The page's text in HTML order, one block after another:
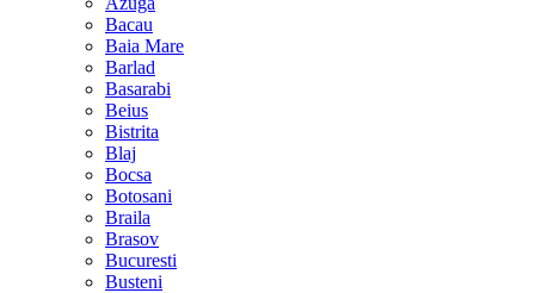
Bacau
Baia Mare
Barlad
Basarabi
Beius
Bistrita
Blaj
Bocsa
Botosani
Braila
Brasov
Bucuresti
Busteni